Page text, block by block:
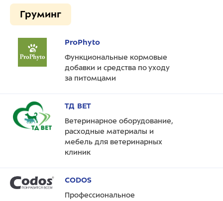
Груминг
ProPhyto
Функциональные кормовые
добавки и средства по уходу
за питомцами
ТД ВЕТ
Ветеринарное оборудование,
расходные материалы и
мебель для ветеринарных
клиник
CODOS
Профессиональное